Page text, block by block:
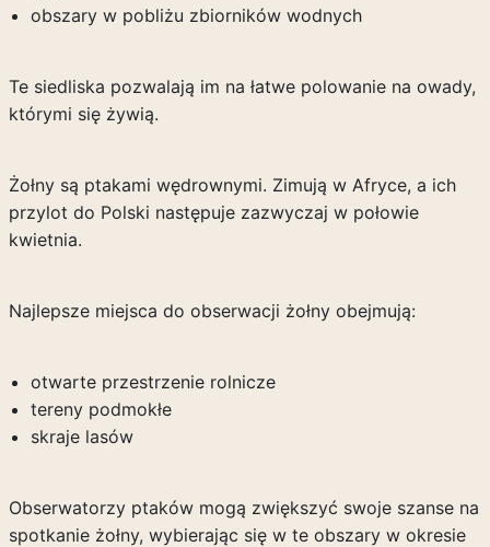
obszary w pobliżu zbiorników wodnych
Te siedliska pozwalają im na łatwe polowanie na owady,
którymi się żywią.
Żołny są ptakami wędrownymi. Zimują w Afryce, a ich
przylot do Polski następuje zazwyczaj w połowie
kwietnia.
Najlepsze miejsca do obserwacji żołny obejmują:
otwarte przestrzenie rolnicze
tereny podmokłe
skraje lasów
Obserwatorzy ptaków mogą zwiększyć swoje szanse na
spotkanie żołny, wybierając się w te obszary w okresie